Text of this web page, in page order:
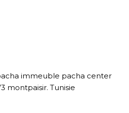
immeuble pacha center
montpaisir. Tunisie